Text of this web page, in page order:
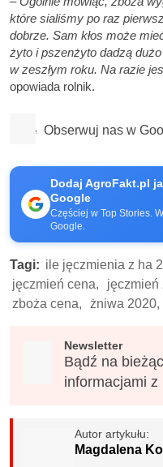
które sialiśmy po raz
dobrze. Sam kłos może
żyto i pszenżyto dadzą
w zeszłym roku. Na razie
opowiada rolnik.
Obserwuj nas w
Dodaj AgroFakt.pl
Google
Częściej w Top Stories.
Google.
Tagi: ile jęczmienia z ha
jęczmień cena,
jęczmień
zboża cena,
żniwa 2020,
Newsletter
Bądź na
informacjami
Autor artykułu:
Magdalena